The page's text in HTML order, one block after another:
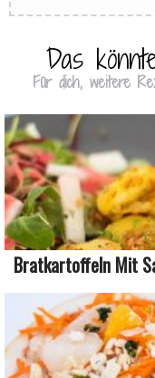
Das
Für dich, weitere
Bratkartoffeln Mit